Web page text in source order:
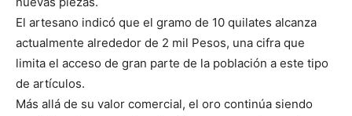
El artesano indicó que el gramo de 10 quilates alcanza
actualmente alrededor de 2 mil Pesos, una cifra que
limita el acceso de gran parte de la población a este tipo
de artículos.
Más allá de su valor comercial, el oro continúa siendo